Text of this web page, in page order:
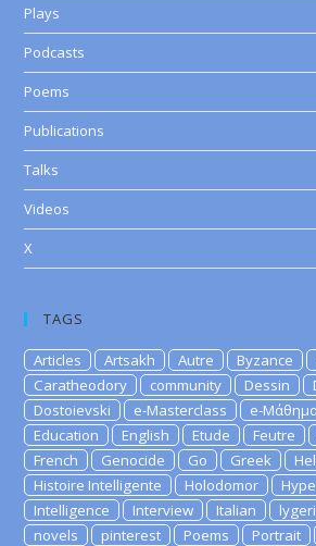
Plays
Podcasts
Poems
Publications
Talks
Videos
X
TAGS
Articles Artsakh Autre Byzance
Caratheodory
community Dessin
Dostoievski
e-Masterclass e-
Education
English Etude Feutre
French
Genocide Go Greek
Histoire Intelligente
Holodomor
Intelligence
Interview Italian
novels
pinterest Poems Portrait